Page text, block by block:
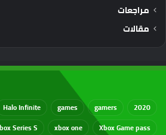
مراجعات
مقالات
2020
gamers
games
Halo Infinite
Xbox Game pass
xbox one
Series S